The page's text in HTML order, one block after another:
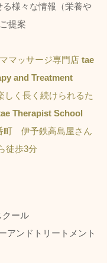
様々な情報（栄養や
提案
マッサージ専門店 tae
and Treatment
しく長く続けられるた
Therapist School
町　伊予鉄高島屋さん
徒歩3分
クール
アンドトリートメント